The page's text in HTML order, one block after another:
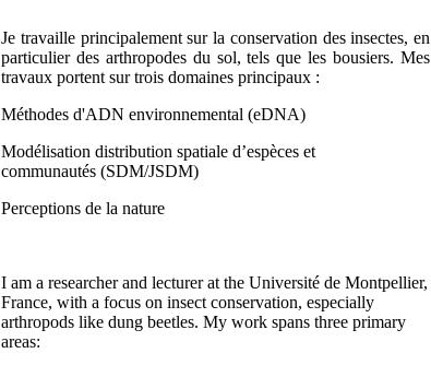
Je travaille principalement sur la conservation des insectes, en
particulier des arthropodes du sol, tels que les bousiers. Mes
travaux portent sur trois domaines principaux :
Méthodes d'ADN environnemental (eDNA)
Modélisation distribution spatiale d’espèces et
communautés (SDM/JSDM)
Perceptions de la nature
I am a researcher and lecturer at the Université de Montpellier,
France, with a focus on insect conservation, especially
arthropods like dung beetles. My work spans three primary
areas: